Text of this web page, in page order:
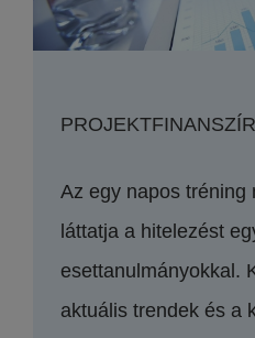
Az egy napos tréning
láttatja a hitelezést
esettanulmányokkal.
aktuális trendek és a